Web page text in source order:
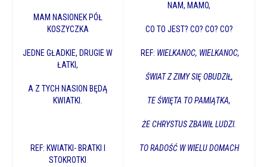
MAM NASIONEK PÓŁ
KOSZYCZKA
JEDNE GŁADKIE, DRUGIE W
ŁATKI,
A Z TYCH NASION BĘDĄ
KWIATKI.
REF: KWIATKI- BRATKI I
STOKROTKI
NAM, MAMO,
CO TO JEST? CO? CO? CO?
REF: WIELKANOC, WIELKANOC,
ŚWIAT Z ZIMY SIĘ OBUDZIŁ,
TE ŚWIĘTA TO PAMIĄTKA,
ŻE CHRYSTUS ZBAWIŁ LUDZI.
TO RADOŚĆ W WIELU DOMACH